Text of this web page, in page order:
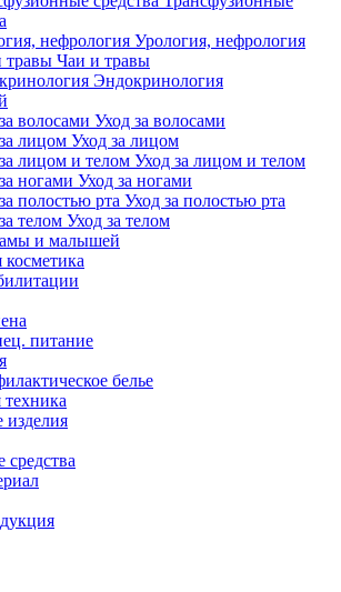
Урология, нефрология
Чаи и травы
Эндокринология
Уход за волосами
Уход за лицом
Уход за лицом и телом
Уход за ногами
Уход за полостью рта
Уход за телом
и малышей
косметика
питание
белье
средства